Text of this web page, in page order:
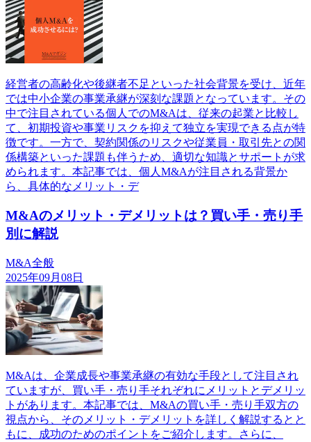
経営者の高齢化や後継者不足といった社会背景を受け、近年
では中小企業の事業承継が深刻な課題となっています。その
中で注目されている個人でのM&Aは、従来の起業と比較し
て、初期投資や事業リスクを抑えて独立を実現できる点が特
徴です。一方で、契約関係のリスクや従業員・取引先との関
係構築といった課題も伴うため、適切な知識とサポートが求
められます。本記事では、個人M&Aが注目される背景か
ら、具体的なメリット・デ
M&Aのメリット・デメリットは？買い手・売り手
別に解説
M&A全般
2025年09月08日
M&Aは、企業成長や事業承継の有効な手段として注目され
ていますが、買い手・売り手それぞれにメリットとデメリッ
トがあります。本記事では、M&Aの買い手・売り手双方の
視点から、そのメリット・デメリットを詳しく解説するとと
もに、成功のためのポイントをご紹介します。さらに、